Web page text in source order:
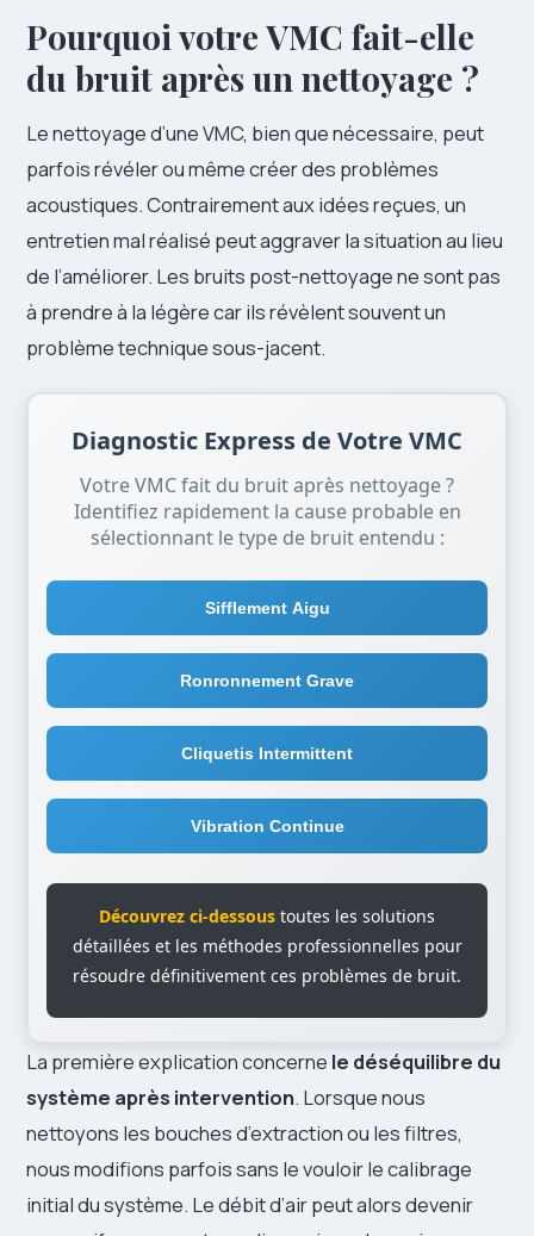
Pourquoi votre VMC fait-elle
du bruit après un nettoyage ?
Le nettoyage d’une VMC, bien que nécessaire, peut
parfois révéler ou même créer des problèmes
acoustiques. Contrairement aux idées reçues, un
entretien mal réalisé peut aggraver la situation au lieu
de l’améliorer. Les bruits post-nettoyage ne sont pas
à prendre à la légère car ils révèlent souvent un
problème technique sous-jacent.
Diagnostic Express de Votre VMC
Votre VMC fait du bruit après nettoyage ?
Identifiez rapidement la cause probable en
sélectionnant le type de bruit entendu :
Sifflement Aigu
Ronronnement Grave
Cliquetis Intermittent
Vibration Continue
Découvrez ci-dessous toutes les solutions
détaillées et les méthodes professionnelles pour
résoudre définitivement ces problèmes de bruit.
La première explication concerne le déséquilibre du
système après intervention. Lorsque nous
nettoyons les bouches d’extraction ou les filtres,
nous modifions parfois sans le vouloir le calibrage
initial du système. Le débit d’air peut alors devenir